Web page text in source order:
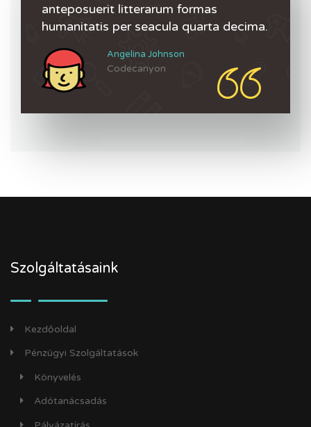
anteposuerit litterarum formas
humanitatis per seacula quarta decima.
Angelina Johnson
Codecanyon
Szolgáltatásaink
Kezdőoldal
Pénzügyi Szolgáltatások
Könyvelés
Adótanácsadás